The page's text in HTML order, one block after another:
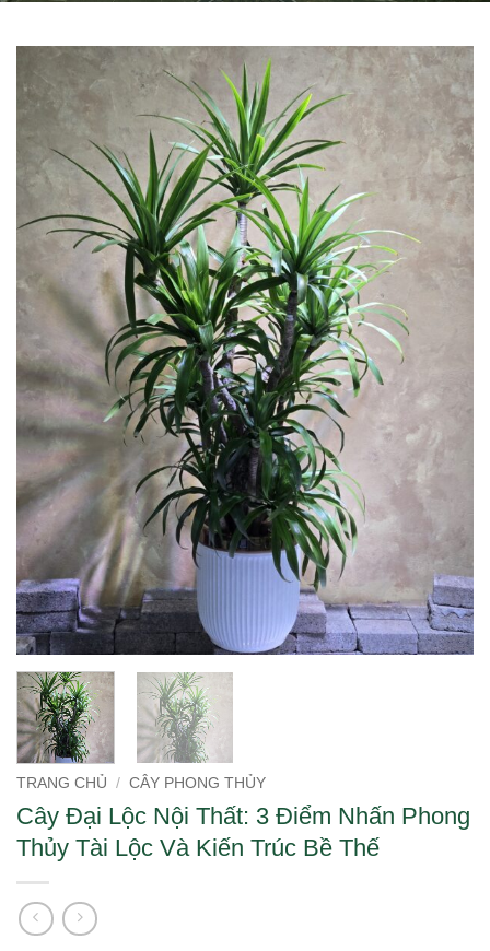
TRANG CHỦ / CÂY PHONG THỦY
Cây Đại Lộc Nội Thất: 3 Điểm Nhấn Phong
Thủy Tài Lộc Và Kiến Trúc Bề Thế